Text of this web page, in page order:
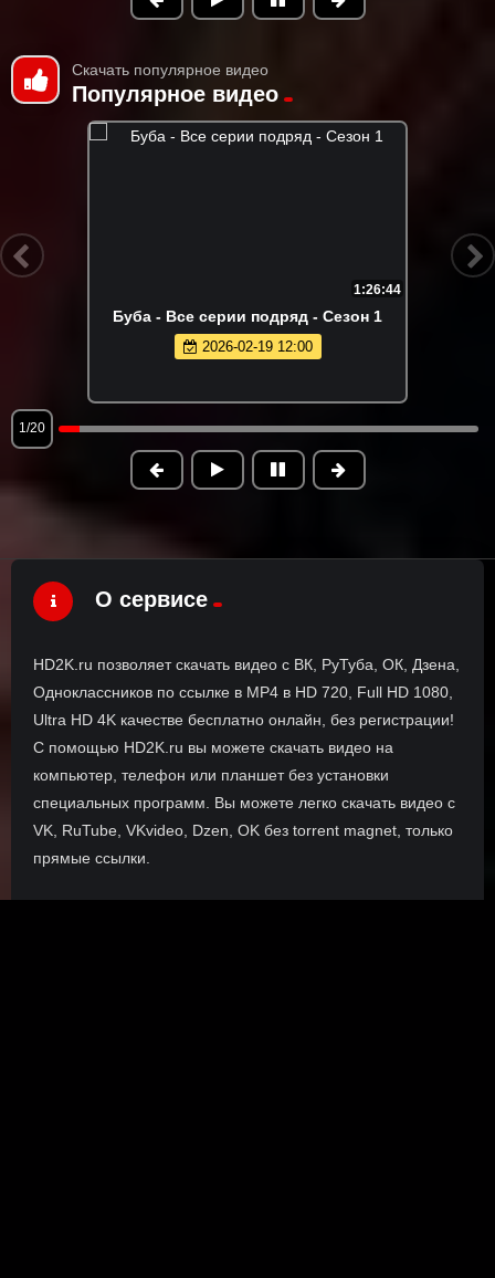
Скачать популярное видео
Популярное видео
1:26:44
Буба - Все серии подряд - Сезон 1
2026-02-19 12:00
1/20
О сервисе
HD2K.ru позволяет скачать видео с ВК, РуТуба, ОК, Дзена,
Одноклассников по ссылке в MP4 в HD 720, Full HD 1080,
Ultra HD 4K качестве бесплатно онлайн, без регистрации!
С помощью HD2K.ru вы можете скачать видео на
компьютер, телефон или планшет без установки
специальных программ. Вы можете легко скачать видео с
VK, RuTube, VKvideo, Dzen, OK без torrent magnet, только
прямые ссылки.